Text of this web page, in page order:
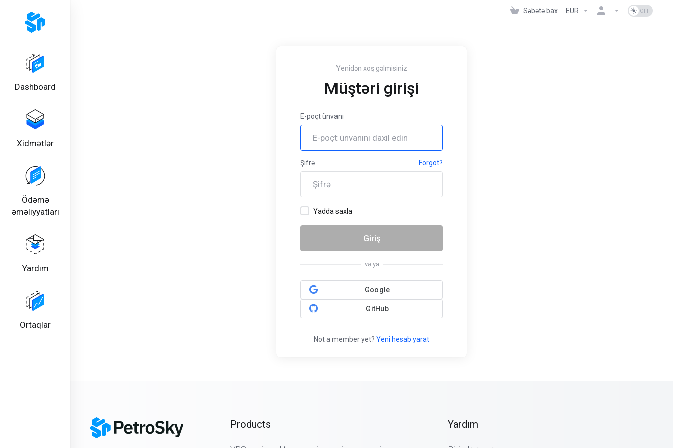
Dashboard
Xidmətlər
Ödəmə
əməliyyatları
Yardım
Ortaqlar
Səbətə bax EUR
Yenidən xoş gəlmisiniz
Müştəri girişi
E-poçt ünvanı
Şifrə Forgot?
Yadda saxla
Giriş
və ya
Google
GitHub
Not a member yet? Yeni hesab yarat
Products Yardım